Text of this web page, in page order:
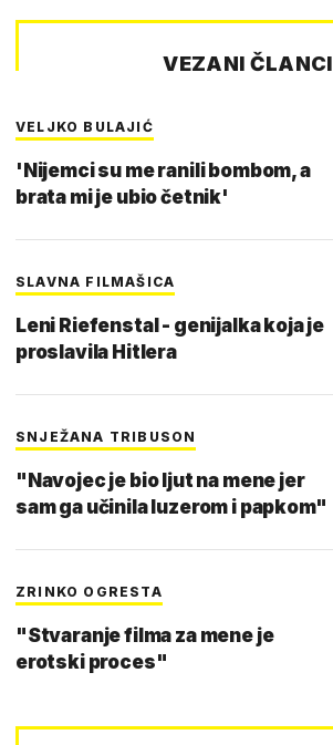
VEZANI ČLANCI
VELJKO BULAJIĆ
'Nijemci su me ranili bombom, a
brata mi je ubio četnik'
SLAVNA FILMAŠICA
Leni Riefenstal - genijalka koja je
proslavila Hitlera
SNJEŽANA TRIBUSON
"Navojec je bio ljut na mene jer
sam ga učinila luzerom i papkom"
ZRINKO OGRESTA
"Stvaranje filma za mene je
erotski proces"